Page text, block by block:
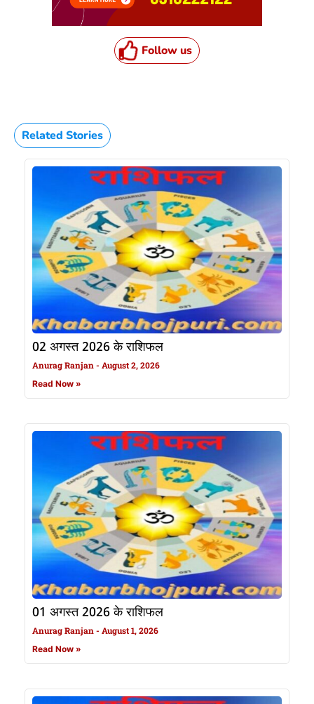
Follow us
Related Stories
02 अगस्त 2026 के राशिफल
Anurag Ranjan August 2, 2026
Read Now »
01 अगस्त 2026 के राशिफल
Anurag Ranjan August 1, 2026
Read Now »